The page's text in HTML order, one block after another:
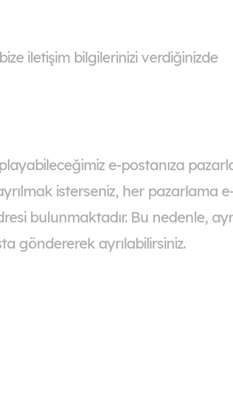
iletişim bilgilerinizi verdiğinizde
e-postanıza
isterseniz, her pazarlama
bulunmaktadır. Bu nedenle,
göndererek ayrılabilirsiniz.